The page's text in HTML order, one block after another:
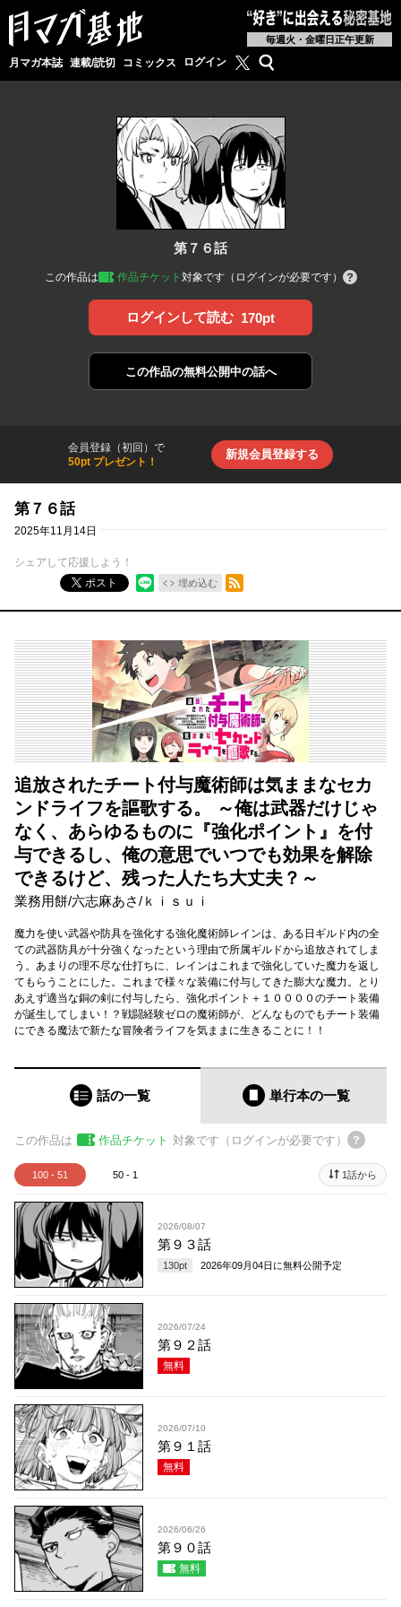
毎週火・金曜日正午更新
月マガ本誌 連載/読切 コミックス ログイン 月マガ基地公式X
検索
第７６話
この作品は 作品チケット 対象です（ログインが必要です）
ログインして読む 170pt
この作品の無料公開中の話へ
会員登録（初回）で
50pt プレゼント！
新規会員登録する
第７６話
2025年11月14日
シェアして応援しよう！
ポスト
埋め込む
RSSフィード
追放されたチート付与魔術師は気ままなセカ
ンドライフを謳歌する。 ～俺は武器だけじゃ
なく、あらゆるものに『強化ポイント』を付
与できるし、俺の意思でいつでも効果を解除
できるけど、残った人たち大丈夫？～
業務用餅/六志麻あさ/ ｋｉｓｕｉ
魔力を使い武器や防具を強化する強化魔術師レインは、ある日ギルド内の全
ての武器防具が十分強くなったという理由で所属ギルドから追放されてしま
う。あまりの理不尽な仕打ちに、レインはこれまで強化していた魔力を返し
てもらうことにした。これまで様々な装備に付与してきた膨大な魔力。とり
あえず適当な銅の剣に付与したら、強化ポイント＋１００００のチート装備
が誕生してしまい！？戦闘経験ゼロの魔術師が、どんなものでもチート装備
にできる魔法で新たな冒険者ライフを気ままに生きることに！！
話の一覧 単行本の一覧
この作品は 作品チケット 対象です（ログインが必要です）
100 - 51 50 - 1 1話から
2026/08/07
第９３話
130pt 2026年09月04日 に無料公開予定
2026/07/24
第９２話
無料
2026/07/10
第９１話
無料
2026/06/26
第９０話
無料